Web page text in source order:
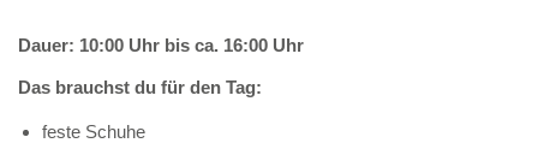
Dauer: 10:00 Uhr bis ca. 16:00 Uhr
Das brauchst du für den Tag:
feste Schuhe